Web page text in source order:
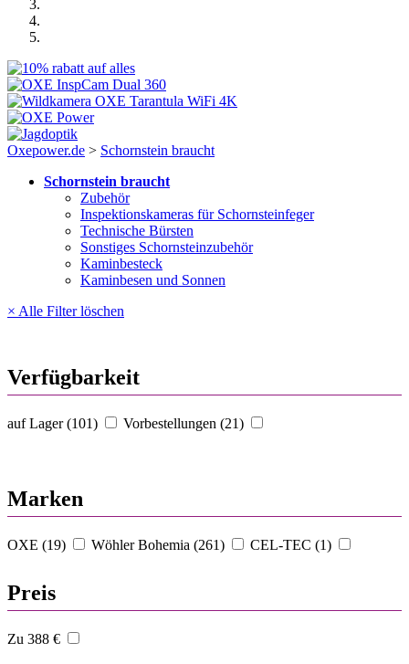
Oxepower.de > Schornstein braucht
Schornstein braucht
Zubehör
Inspektionskameras für Schornsteinfeger
Technische Bürsten
Sonstiges Schornsteinzubehör
Kaminbesteck
Kaminbesen und Sonnen
× Alle Filter löschen
Verfügbarkeit
auf Lager (101) Vorbestellungen (21)
Marken
OXE (19) Wöhler Bohemia (261) CEL-TEC (1)
Preis
Zu 388 €